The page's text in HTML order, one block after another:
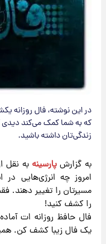
که به شما کمک می‌کند دیدی
زندگی‌تان داشته باشید.
به گزارش پارسینه به نقل
امروز چه انرژی‌هایی
مسیرتان را تغییر دهند.
را کشف کنید!
فال حافظ روزانه ‌ات
یک فال زیبا کشف کن.